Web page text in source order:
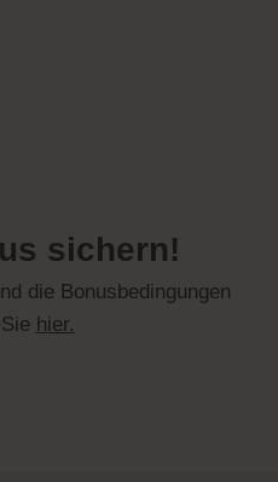
sichern!
die Bonusbedingungen
hier.